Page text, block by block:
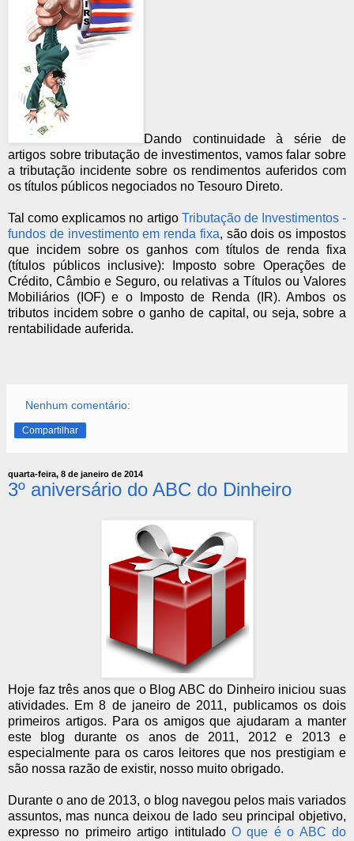
Dando continuidade à série de
artigos sobre tributação de investimentos, vamos falar sobre
a tributação incidente sobre os rendimentos auferidos com
os títulos públicos negociados no Tesouro Direto.
Tal como explicamos no artigo Tributação de Investimentos -
fundos de investimento em renda fixa, são dois os impostos
que incidem sobre os ganhos com títulos de renda fixa
(títulos públicos inclusive): Imposto sobre Operações de
Crédito, Câmbio e Seguro, ou relativas a Títulos ou Valores
Mobiliários (IOF) e o Imposto de Renda (IR). Ambos os
tributos incidem sobre o ganho de capital, ou seja, sobre a
rentabilidade auferida.
Nenhum comentário:
Compartilhar
quarta-feira, 8 de janeiro de 2014
3º aniversário do ABC do Dinheiro
Hoje faz três anos que o Blog ABC do Dinheiro iniciou suas
atividades. Em 8 de janeiro de 2011, publicamos os dois
primeiros artigos. Para os amigos que ajudaram a manter
este blog durante os anos de 2011, 2012 e 2013 e
especialmente para os caros leitores que nos prestigiam e
são nossa razão de existir, nosso muito obrigado.
Durante o ano de 2013, o blog navegou pelos mais variados
assuntos, mas nunca deixou de lado seu principal objetivo,
expresso no primeiro artigo intitulado O que é o ABC do